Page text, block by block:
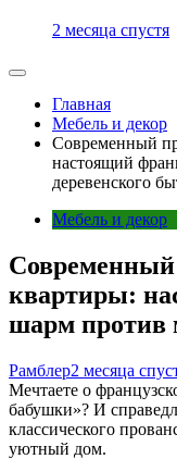
2 месяца спустя
Главная
Мебель и декор
Современный
настоящий
деревенского
Мебель и декор
Современный
квартиры:
шарм против
Рамблер2 месяца
Мечтаете о
бабушки»? И
классического
уютный дом.